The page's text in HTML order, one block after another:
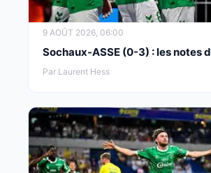
9 AOÛT 2026, 06:00
Sochaux-ASSE (0-3) : les notes
Par Laurent Hess